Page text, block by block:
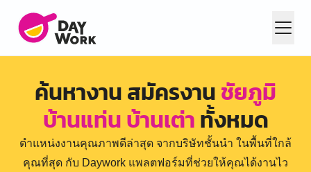
ค้นหางาน สมัครงานชัยภูมิ
บ้านแท่น บ้านเต่าทั้งหมด
ตำแหน่งงานคุณภาพดีล่าสุด จากบริษัทชั้นนำ ในพื้นที่ใกล้
คุณที่สุด กับ Daywork แพลตฟอร์มที่ช่วยให้คุณได้งานไว